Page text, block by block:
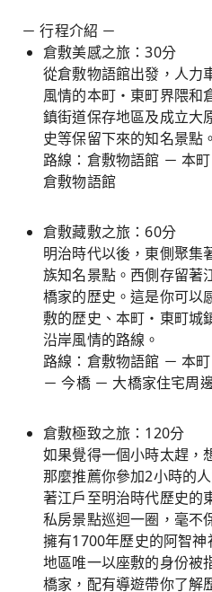
－ 行程介紹 －
倉敷美感之旅：30分
從倉敷物語館出發，人力
風情的本町・東町界隈和
鎮街道保存地區及成立大
史等保留下來的知名景點。
路線：倉敷物語館 － 本
倉敷物語館
倉敷藏敷之旅：60分
明治時代以後，東側聚集
族知名景點。西側存留著
橋家的歴史。這是你可以
敷的歴史、本町・東町城
沿岸風情的路線。
路線：倉敷物語館 － 本
－ 今橋 － 大橋家住宅周
倉敷極致之旅：120分
如果覺得一個小時太趕，
那麼推薦你參加2小時的
著江戶至明治時代歷史的
私房景點巡迴一圈，毫不
擁有1700年歷史的阿智
地區唯一以座敷的身份被
橋家，配有導遊帶你了解